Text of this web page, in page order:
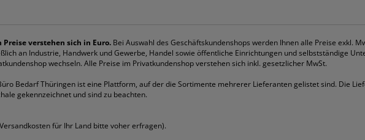
verstehen sich in Euro. Bei Auswahl des Geschäftskundenshops werden Ihnen alle Preise exkl.
an Industrie, Handwerk und Gewerbe, Handel sowie öffentliche Einrichtungen und selbstständige
wechseln. Alle Preise im Privatkundenshop verstehen sich inkl. gesetzlicher MwSt.
Bedarf Thüringen ist eine Plattform, auf der die Sortimente mehrerer Lieferanten gelistet sind. Die
gekennzeichnet und sind zu beachten.
für Ihr Land bitte voher erfragen).